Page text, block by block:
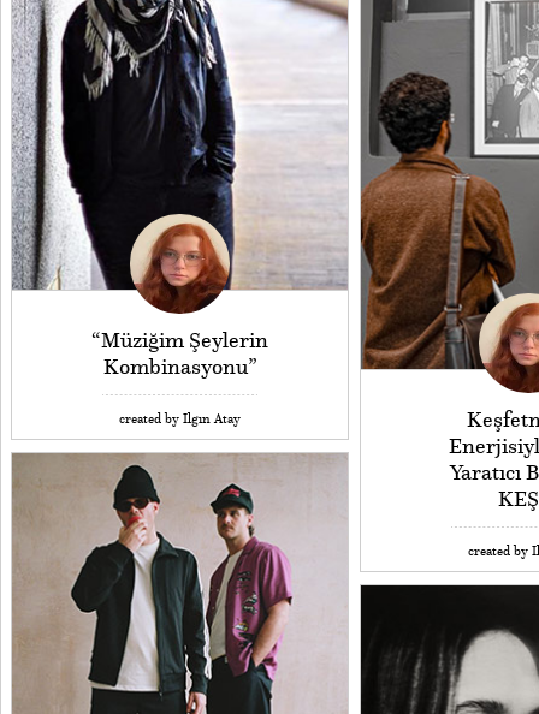
“Müziğim Şeylerin
Kombinasyonu”
created by Ilgın Atay
Yaratıcı
created by